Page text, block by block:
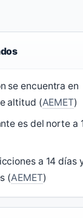
se encuentra en
altitud (AEMET)
es del norte a
a 14 días
(AEMET)